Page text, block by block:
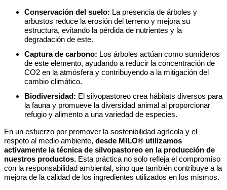
Conservación del suelo: La presencia de árboles y
arbustos reduce la erosión del terreno y mejora su
estructura, evitando la pérdida de nutrientes y la
degradación de este.
Captura de carbono: Los árboles actúan como sumideros
de este elemento, ayudando a reducir la concentración de
CO2 en la atmósfera y contribuyendo a la mitigación del
cambio climático.
Biodiversidad: El silvopastoreo crea hábitats diversos para
la fauna y promueve la diversidad animal al proporcionar
refugio y alimento a una variedad de especies.
En un esfuerzo por promover la sostenibilidad agrícola y el
respeto al medio ambiente, desde MILO® utilizamos
activamente la técnica de silvopastoreo en la producción de
nuestros productos. Esta práctica no solo refleja el compromiso
con la responsabilidad ambiental, sino que también contribuye a la
mejora de la calidad de los ingredientes utilizados en los mismos.